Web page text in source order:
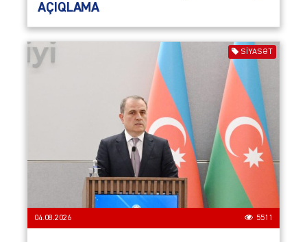
AÇIQLAMA
SIYASƏT
04.08.2026 5511